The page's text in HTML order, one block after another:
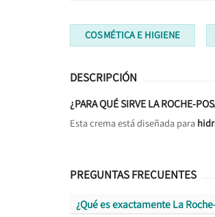
COSMÉTICA E HIGIENE
DESCRIPCIÓN
¿PARA QUÉ SIRVE LA ROCHE-
Esta crema está diseñada para
PREGUNTAS FRECUENTES
¿Qué es exactamente La